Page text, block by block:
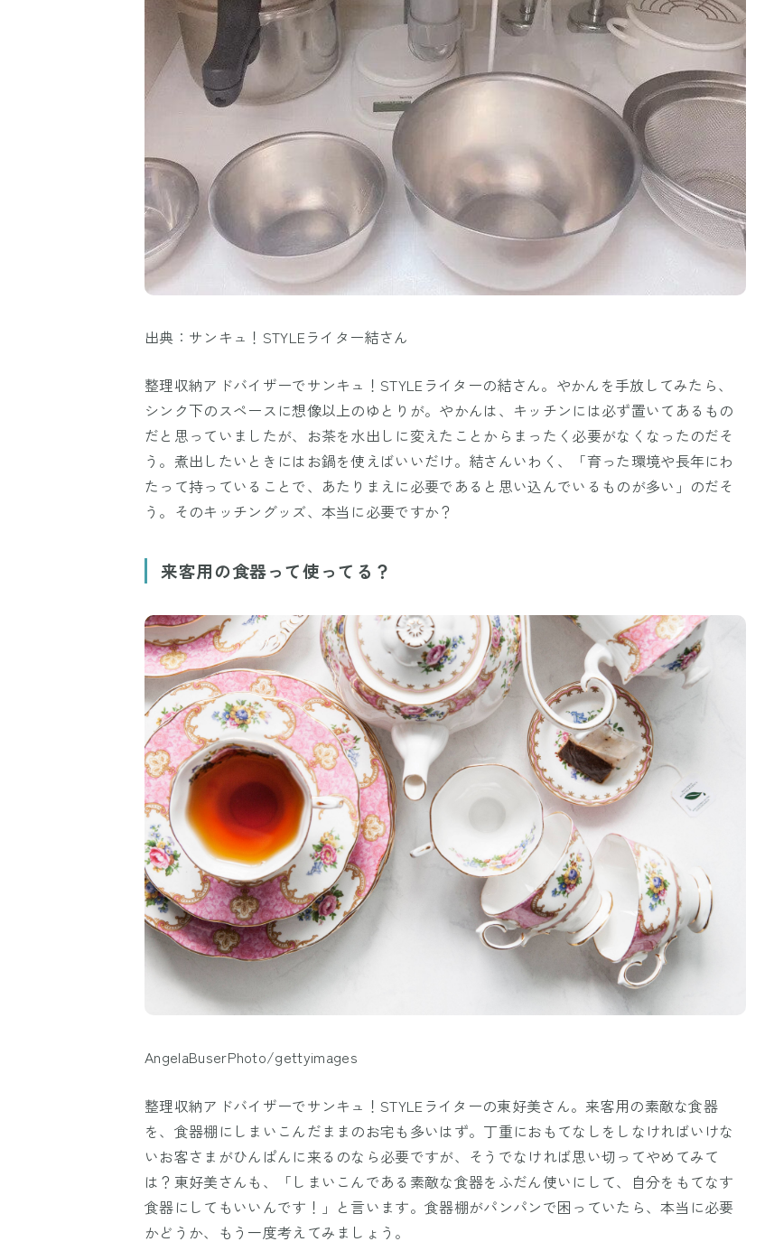
出典：サンキュ！STYLEライター結さん
整理収納アドバイザーでサンキュ！STYLEライターの結さん。やかんを手放してみたら、
シンク下のスペースに想像以上のゆとりが。やかんは、キッチンには必ず置いてあるもの
だと思っていましたが、お茶を水出しに変えたことからまったく必要がなくなったのだそ
う。煮出したいときにはお鍋を使えばいいだけ。結さんいわく、「育った環境や長年にわ
たって持っていることで、あたりまえに必要であると思い込んでいるものが多い」のだそ
う。そのキッチングッズ、本当に必要ですか？
来客用の食器って使ってる？
AngelaBuserPhoto/gettyimages
整理収納アドバイザーでサンキュ！STYLEライターの東好美さん。来客用の素敵な食器
を、食器棚にしまいこんだままのお宅も多いはず。丁重におもてなしをしなければいけな
いお客さまがひんぱんに来るのなら必要ですが、そうでなければ思い切ってやめてみて
は？東好美さんも、「しまいこんである素敵な食器をふだん使いにして、自分をもてなす
食器にしてもいいんです！」と言います。食器棚がパンパンで困っていたら、本当に必要
かどうか、もう一度考えてみましょう。